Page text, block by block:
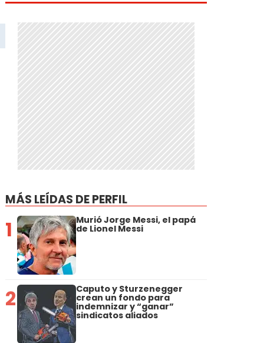
MÁS LEÍDAS DE PERFIL
1 Murió Jorge Messi, el papá
de Lionel Messi
2 Caputo y Sturzenegger
crean un fondo para
indemnizar y “ganar”
sindicatos aliados